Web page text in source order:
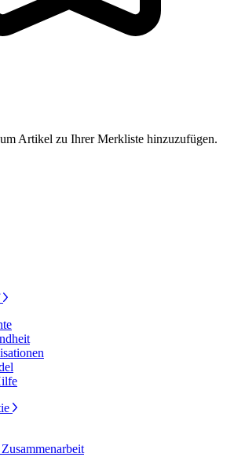
Artikel zu Ihrer Merkliste hinzuzufügen.